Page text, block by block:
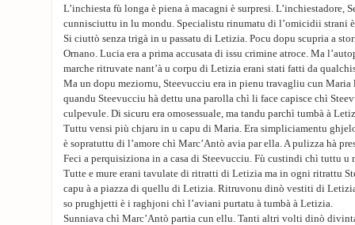
L’inchiesta fù longa è piena à macagni è surpresi. L’inchiestadore,
cunnisciuttu in lu mondu. Specialistu rinumatu di l’omicidii strani
Si ciuttò senza trigà in u passatu di Letizia. Pocu dopu scupria a
Ornano. Lucia era a prima accusata di issu crimine atroce. Ma
marche ritruvate nant’à u corpu di Letizia erani stati fatti da
Ma un dopu meziornu, Steevucciu era in pienu travagliu cun Maria
quandu Steevucciu hà dettu una parolla chì li face capisce chì
culpevule. Di sicuru era omosessuale, ma tandu parchì tumbà à
Tuttu vensi più chjaru in u capu di Maria. Era simpliciamentu
è sopratuttu di l’amore chì Marc’Antò avia par ella. A pulizza hà
Feci a perquisiziona in a casa di Steevucciu. Fù custindi chì tuttu u
Tutte e mure erani tavulate di ritratti di Letizia ma in ogni ritrattu
capu à a piazza di quellu di Letizia. Ritruvonu dinò vestiti di
so prughjetti è i raghjoni chì l’aviani purtatu à tumbà à Letizia.
Sunniava chì Marc’Antò partia cun ellu. Tanti altri volti dinò